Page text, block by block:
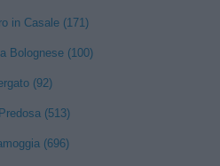
in Casale (171)
Bolognese (100)
(92)
(513)
(696)